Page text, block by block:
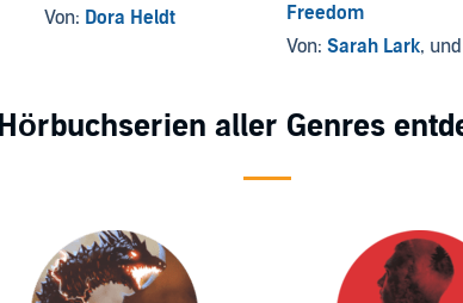
Von: Dora Heldt
Freedom
Von: Sarah Lark, und andere
aller Genres